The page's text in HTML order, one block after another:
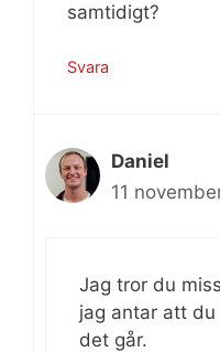
samtidigt?
Svara
Daniel
11
Jag tror du
jag antar att
det går.